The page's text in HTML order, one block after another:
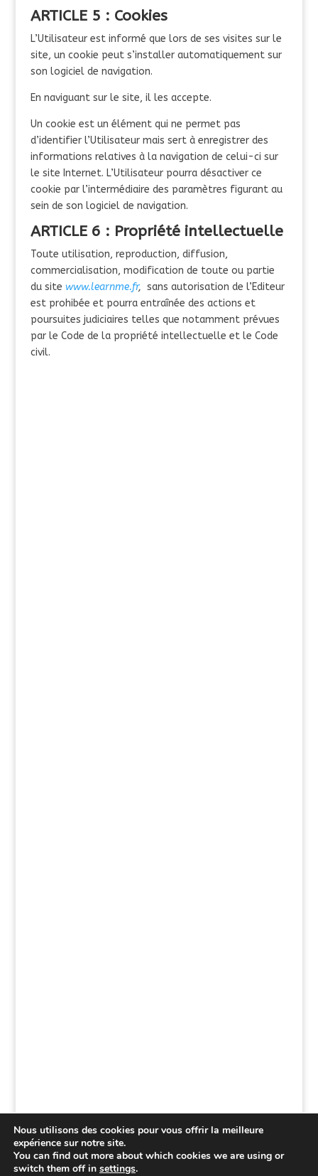
ARTICLE 5 : Cookies
L’Utilisateur est informé que lors de ses visites sur le
site, un cookie peut s’installer automatiquement sur
son logiciel de navigation.
En naviguant sur le site, il les accepte.
Un cookie est un élément qui ne permet pas
d’identifier l’Utilisateur mais sert à enregistrer des
informations relatives à la navigation de celui-ci sur
le site Internet. L’Utilisateur pourra désactiver ce
cookie par l’intermédiaire des paramètres figurant au
sein de son logiciel de navigation.
ARTICLE 6 : Propriété intellectuelle
Toute utilisation, reproduction, diffusion,
commercialisation, modification de toute ou partie
du site www.learnme.fr, sans autorisation de l’Editeur
est prohibée et pourra entraînée des actions et
poursuites judiciaires telles que notamment prévues
par le Code de la propriété intellectuelle et le Code
civil.
Nous utilisons des cookies pour vous offrir la meilleure
expérience sur notre site.
You can find out more about which cookies we are using or
switch them off in settings.